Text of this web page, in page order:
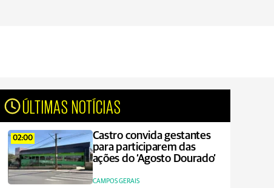
ÚLTIMAS NOTÍCIAS
02:00
Castro convida gestantes
para participarem das
ações do ‘Agosto Dourado’
CAMPOS GERAIS